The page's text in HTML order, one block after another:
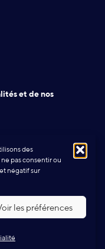
des
pas consentir ou
négatif sur
les préférences
et de nos